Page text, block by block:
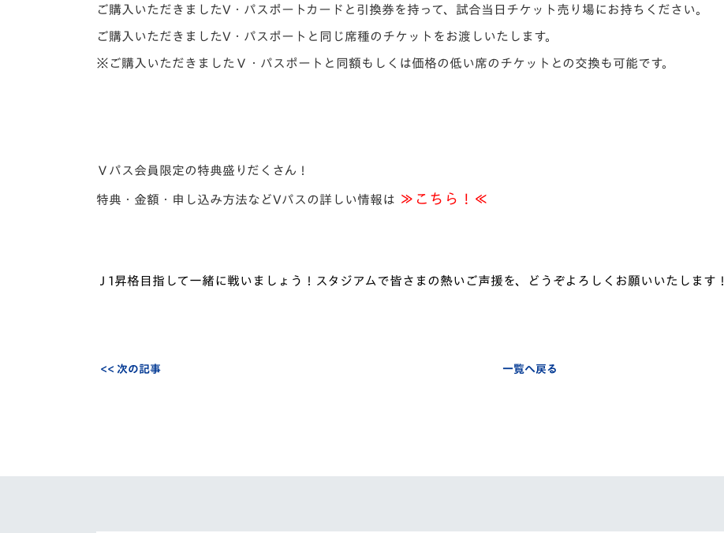
ご購入いただきましたV・パスポートカードと引換券を持って、試合当日チケット売り場にお持ちください。
ご購入いただきましたV・パスポートと同じ席種のチケットをお渡しいたします。
※ご購入いただきましたＶ・パスポートと同額もしくは価格の低い席のチケットとの交換も可能です。
Ｖパス会員限定の特典盛りだくさん！
特典・金額・申し込み方法などVパスの詳しい情報は ≫こちら！≪
Ｊ 1昇格目指して一緒に戦いましょう！ スタジアムで皆さまの熱いご声援を、どうぞよろしくお願いいたします！
<< 次の記事 一覧へ戻る